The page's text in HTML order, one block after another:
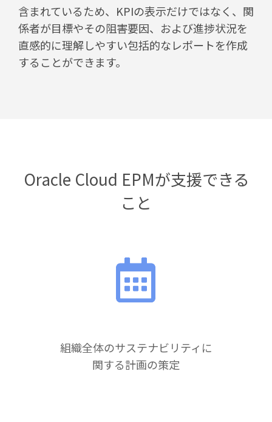
含まれているため、KPIの表示だけではなく、関
係者が目標やその阻害要因、および進捗状況を
直感的に理解しやすい包括的なレポートを作成
することができます。
Oracle Cloud EPMが支援できる
こと
組織全体のサステナビリティに
関する計画の策定